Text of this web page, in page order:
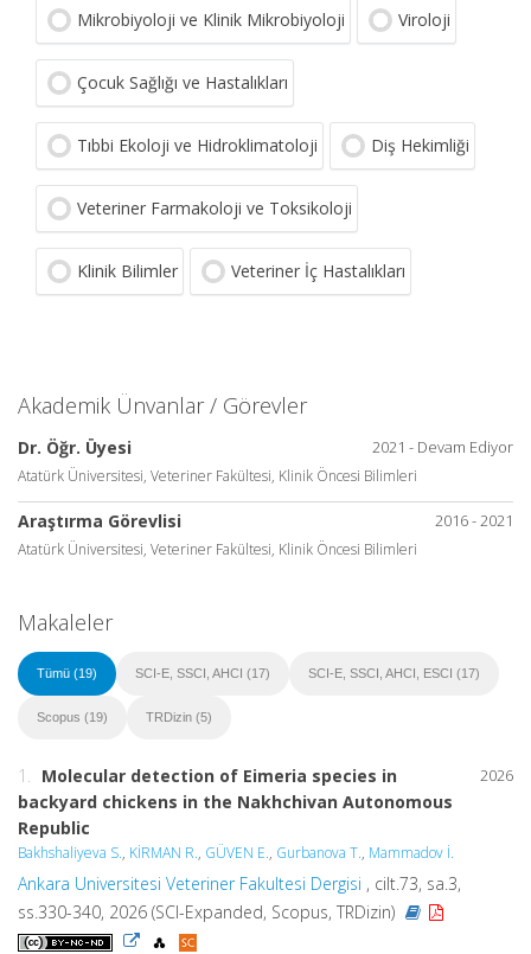
Mikrobiyoloji ve Klinik Mikrobiyoloji Viroloji
Çocuk Sağlığı ve Hastalıkları
Tıbbi Ekoloji ve Hidroklimatoloji Diş Hekimliği
Veteriner Farmakoloji ve Toksikoloji
Klinik Bilimler Veteriner İç Hastalıkları
Akademik Ünvanlar / Görevler
2021 - Devam Ediyor
Dr. Öğr. Üyesi
Atatürk Üniversitesi, Veteriner Fakültesi, Klinik Öncesi Bilimleri
2016 - 2021
Araştırma Görevlisi
Atatürk Üniversitesi, Veteriner Fakültesi, Klinik Öncesi Bilimleri
Makaleler
Tümü (19) SCI-E, SSCI, AHCI (17) SCI-E, SSCI, AHCI, ESCI (17)
Scopus (19) TRDizin (5)
2026
1. Molecular detection of Eimeria species in
backyard chickens in the Nakhchivan Autonomous
Republic
Bakhshaliyeva S., KİRMAN R., GÜVEN E., Gurbanova T., Mammadov İ.
Ankara Universitesi Veteriner Fakultesi Dergisi , cilt.73, sa.3,
ss.330-340, 2026 (SCI-Expanded, Scopus, TRDizin)